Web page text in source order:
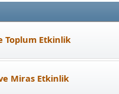
Toplum Etkinlik
Miras Etkinlik